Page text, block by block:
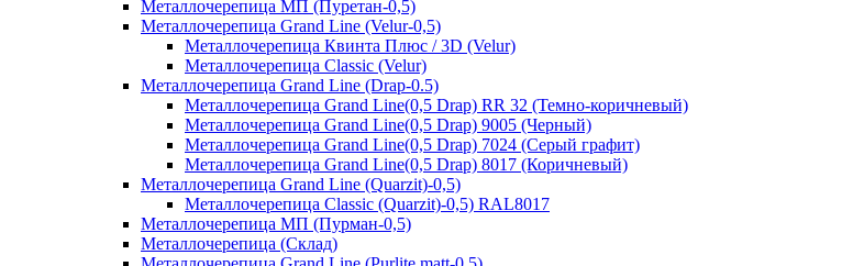
Металлочерепица МП (Пуретан-0,5)
Металлочерепица Grand Line (Velur-0,5)
Металлочерепица Квинта Плюс / 3D (Velur)
Металлочерепица Classic (Velur)
Металлочерепица Grand Line (Drap-0.5)
Металлочерепица Grand Line(0,5 Drap) RR 32 (Темно-коричневый)
Металлочерепица Grand Line(0,5 Drap) 9005 (Черный)
Металлочерепица Grand Line(0,5 Drap) 7024 (Серый графит)
Металлочерепица Grand Line(0,5 Drap) 8017 (Коричневый)
Металлочерепица Grand Line (Quarzit)-0,5)
Металлочерепица Classic (Quarzit)-0,5) RAL8017
Металлочерепица МП (Пурман-0,5)
Металлочерепица (Склад)